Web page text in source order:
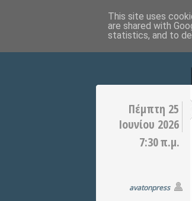
Πέμπτη 25
Ιουνίου 2026
7:30 π.μ.
avatonpress
This site uses
are shared with
statistics, and to